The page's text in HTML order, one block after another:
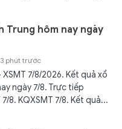
Trung hôm nay ngày
3 phút trước
7/8/2026. Kết quả xổ
ngày 7/8. Trực tiếp
7/8. KQXSMT 7/8. Kết quả...